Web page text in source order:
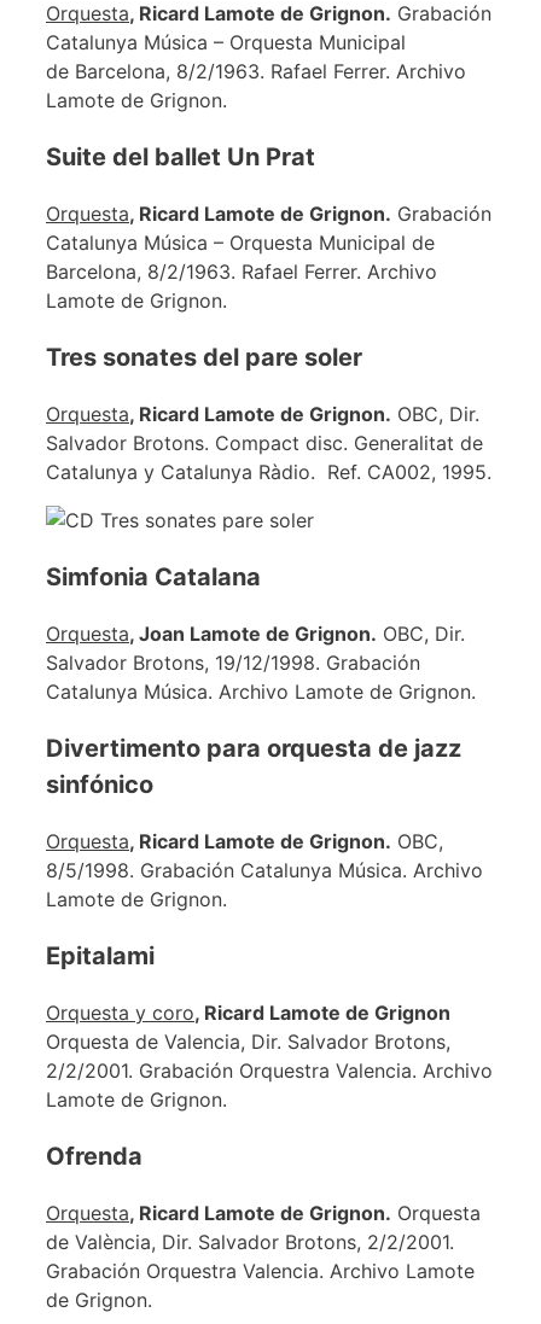
Orquesta, Ricard Lamote de Grignon. Grabación
Catalunya Música – Orquesta Municipal
de Barcelona, 8/2/1963. Rafael Ferrer. Archivo
Lamote de Grignon.
Suite del ballet Un Prat
Orquesta, Ricard Lamote de Grignon. Grabación
Catalunya Música – Orquesta Municipal de
Barcelona, 8/2/1963. Rafael Ferrer. Archivo
Lamote de Grignon.
Tres sonates del pare soler
Orquesta, Ricard Lamote de Grignon. OBC, Dir.
Salvador Brotons. Compact disc. Generalitat de
Catalunya y Catalunya Ràdio. Ref. CA002, 1995.
Simfonia Catalana
Orquesta, Joan Lamote de Grignon. OBC, Dir.
Salvador Brotons, 19/12/1998. Grabación
Catalunya Música. Archivo Lamote de Grignon.
Divertimento para orquesta de jazz
sinfónico
Orquesta, Ricard Lamote de Grignon. OBC,
8/5/1998. Grabación Catalunya Música. Archivo
Lamote de Grignon.
Epitalami
Orquesta y coro, Ricard Lamote de Grignon
Orquesta de Valencia, Dir. Salvador Brotons,
2/2/2001. Grabación Orquestra Valencia. Archivo
Lamote de Grignon.
Ofrenda
Orquesta, Ricard Lamote de Grignon. Orquesta
de València, Dir. Salvador Brotons, 2/2/2001.
Grabación Orquestra Valencia. Archivo Lamote
de Grignon.